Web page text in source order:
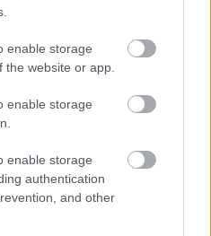
enable storage
the website or app.
enable storage
enable storage
authentication
and other